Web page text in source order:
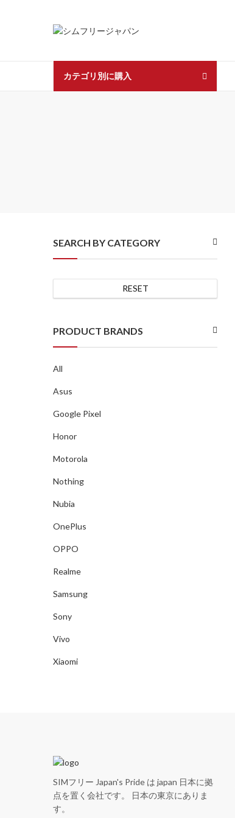
カテゴリ別に購入
SEARCH BY CATEGORY
RESET
PRODUCT BRANDS
All
Asus
Google Pixel
Honor
Motorola
Nothing
Nubia
OnePlus
OPPO
Realme
Samsung
Sony
Vivo
Xiaomi
SIMフリー Japan's Pride は japan 日本に拠
点を置く会社です。 日本の東京にありま
す。